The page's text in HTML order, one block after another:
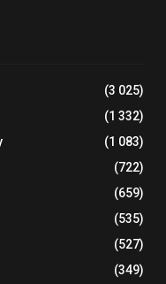
(3 025)
(1 332)
(1 083)
(722)
(659)
(535)
(527)
(349)